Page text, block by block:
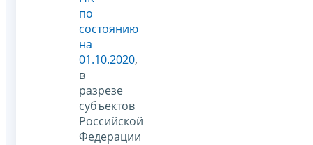
по
состоянию
на
01.10.2020,
в
разрезе
субъектов
Российской
Федерации